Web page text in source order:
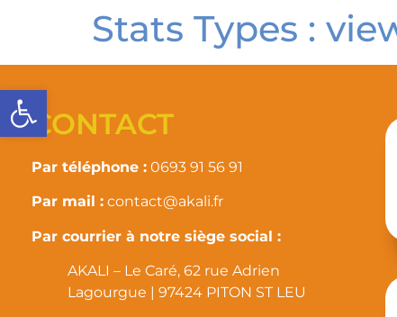
Ouvrir la barre d’outils
Stats Types :
CONTACT
Par téléphone : 0693 91 56 91
Par mail : contact@akali.fr
Par courrier à notre siège social :
AKALI – Le Caré, 62 rue Adrien
Lagourgue | 97424 PITON ST LEU